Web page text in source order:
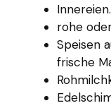
Innereien.
rohe
Speisen
frische